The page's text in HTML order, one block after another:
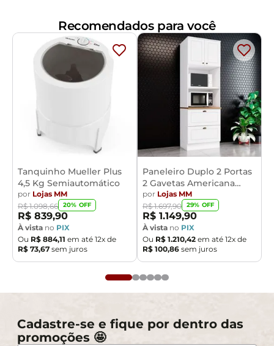
Recomendados para você
Tanquinho Mueller Plus
4,5 Kg Semiautomático
por Lojas MM
R$ 1.098,66 20% OFF
R$ 839,90
À vista no PIX
Ou R$ 884,11 em até 12x de
R$ 73,67 sem juros
Paneleiro Duplo 2 Portas
2 Gavetas Americana
Henn
por Lojas MM
R$ 1.697,90 29% OFF
R$ 1.149,90
À vista no PIX
Ou R$ 1.210,42 em até 12x de
R$ 100,86 sem juros
Cadastre-se e fique por dentro das
promoções 🤩